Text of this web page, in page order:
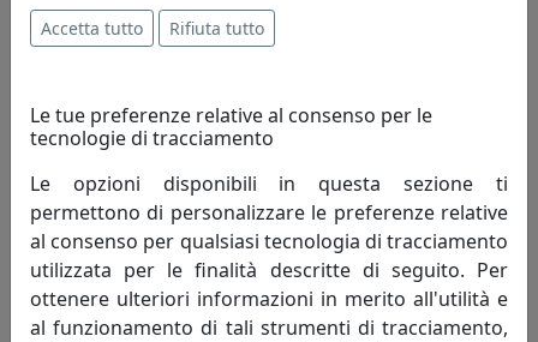
Vesta Home
Accetta tutto Rifiuta tutto
Le tue preferenze relative al consenso per le
tecnologie di tracciamento
Le opzioni disponibili in questa sezione ti
permettono di personalizzare le preferenze relative
al consenso per qualsiasi tecnologia di tracciamento
utilizzata per le finalità descritte di seguito. Per
ottenere ulteriori informazioni in merito all'utilità e
al funzionamento di tali strumenti di tracciamento,